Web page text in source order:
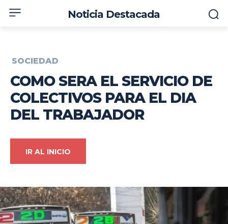
Noticia Destacada
SOCIEDAD
COMO SERA EL SERVICIO DE
COLECTIVOS PARA EL DIA
DEL TRABAJADOR
IR AL INICIO